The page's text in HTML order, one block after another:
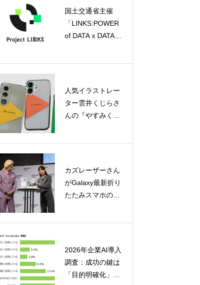
国土交通省主催
「LINKS:POWER
of DATA x DATA
人気イラストレー
ター雲井くじらさ
んの『やすみく
カズレーザーさん
がGalaxy最新折り
たたみスマホの魅
2026年企業AI導入
調査：成功の鍵は
「目的明確化」と